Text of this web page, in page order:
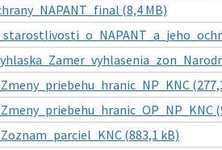
(8,4 MB)
(883,1 kB)